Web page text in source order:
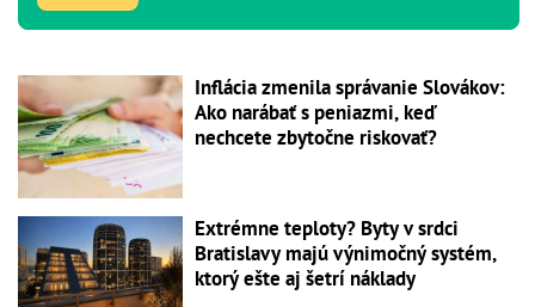
Inflácia zmenila správanie Slovákov:
Ako narábať s peniazmi, keď
nechcete zbytočne riskovať?
Extrémne teploty? Byty v srdci
Bratislavy majú výnimočný systém,
ktorý ešte aj šetrí náklady